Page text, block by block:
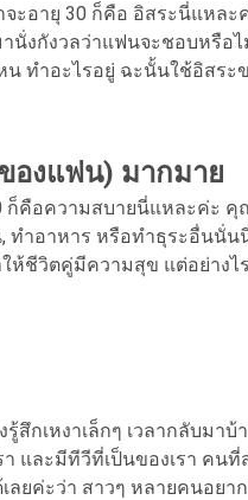
อายุ 30 ก็คือ อิสระนี่แหละ
นั่งกังวลว่าแฟนจะชอบหรือ
ทำอะไรอยู่ ฉะนั้นใช้อิสระ
องแฟน) มากมาย
คือความสบายนี่แหละค่ะ คุ
, ทำอาหาร หรือทำธุระอื่น
ชีวิตคู่มีความสุข แต่อย่างไ
กเหงาเล็กๆ เวลากลับมา
า และมีทีวีที่เป็นของเรา ค
ยค่ะว่า สาวๆ หลายคนอยา